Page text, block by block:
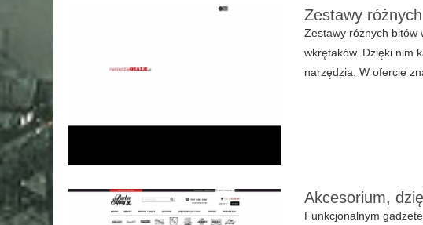
Zestawy
Zestawy różnych bitów
wkrętaków. Dzięki nim
narzędzia. W ofercie
Akcesorium,
Funkcjonalnym